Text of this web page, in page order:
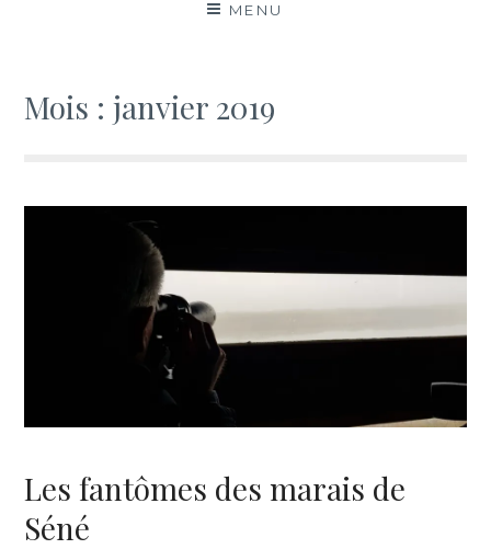
MENU
Mois :janvier 2019
Les fantômes des marais de
Séné